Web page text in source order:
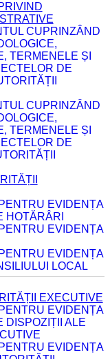
CUPRINZÂND
TERMENELE ȘI
DE
CUPRINZÂND
TERMENELE ȘI
DE
EVIDENȚA
HOTĂRÂRI
EVIDENȚA
EVIDENȚA
LOCAL
EXECUTIVE
EVIDENȚA
DISPOZIȚII ALE
EVIDENȚA